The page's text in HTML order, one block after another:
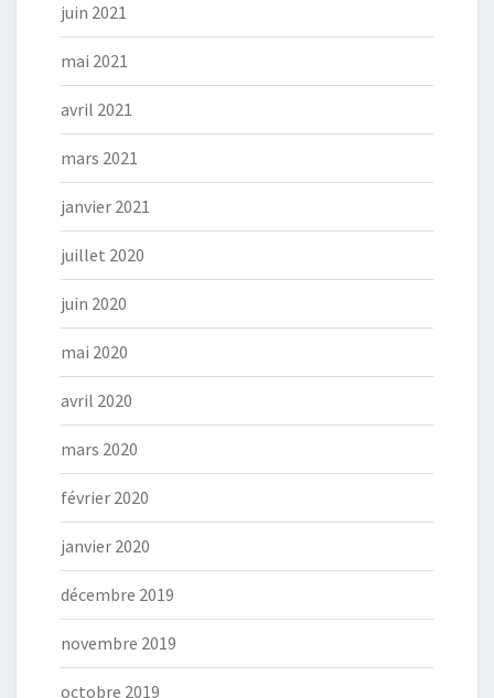
juin 2021
mai 2021
avril 2021
mars 2021
janvier 2021
juillet 2020
juin 2020
mai 2020
avril 2020
mars 2020
février 2020
janvier 2020
décembre 2019
novembre 2019
octobre 2019